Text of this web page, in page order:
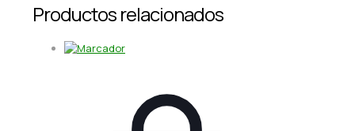
Productos relacionados